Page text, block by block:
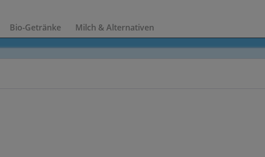
Bio-Getränke Milch & Alternativen